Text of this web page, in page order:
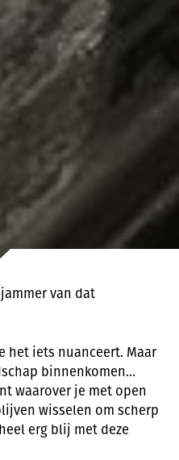
van dat
het iets nuanceert. Maar
binnenkomen…
waarover je met open
wisselen om scherp
erg blij met deze